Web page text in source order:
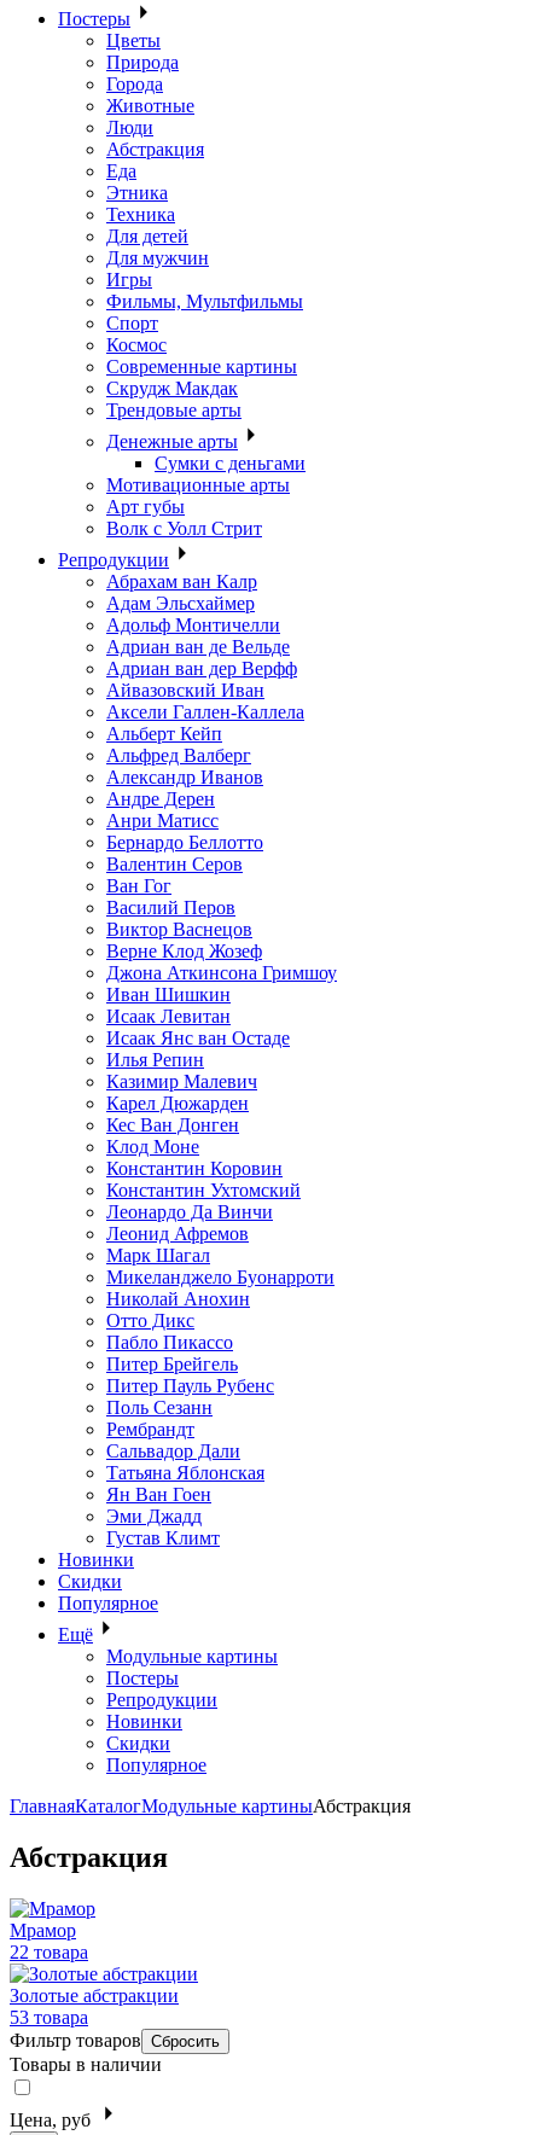
Постеры
Цветы
Природа
Города
Животные
Люди
Абстракция
Еда
Этника
Техника
Для детей
Для мужчин
Игры
Фильмы, Мультфильмы
Спорт
Космос
Современные картины
Скрудж Макдак
Трендовые арты
Денежные арты
Сумки с деньгами
Мотивационные арты
Арт губы
Волк с Уолл Стрит
Репродукции
Абрахам ван Калр
Адам Эльсхаймер
Адольф Монтичелли
Адриан ван де Вельде
Адриан ван дер Верфф
Айвазовский Иван
Аксели Галлен-Каллела
Альберт Кейп
Альфред Валберг
Александр Иванов
Андре Дерен
Анри Матисс
Бернардо Беллотто
Валентин Серов
Ван Гог
Василий Перов
Виктор Васнецов
Верне Клод Жозеф
Джона Аткинсона Гримшоу
Иван Шишкин
Исаак Левитан
Исаак Янс ван Остаде
Илья Репин
Казимир Малевич
Карел Дюжарден
Кес Ван Донген
Клод Моне
Константин Коровин
Константин Ухтомский
Леонардо Да Винчи
Леонид Афремов
Марк Шагал
Микеланджело Буонарроти
Николай Анохин
Отто Дикс
Пабло Пикассо
Питер Брейгель
Питер Пауль Рубенс
Поль Сезанн
Рембрандт
Сальвадор Дали
Татьяна Яблонская
Ян Ван Гоен
Эми Джадд
Густав Климт
Новинки
Скидки
Популярное
Ещё
Модульные картины
Постеры
Репродукции
Новинки
Скидки
Популярное
ГлавнаяКаталогМодульные картиныАбстракция
Абстракция
Мрамор
22 товара
Золотые абстракции
53 товара
Фильтр товаров Сбросить
Товары в наличии
Цена, руб